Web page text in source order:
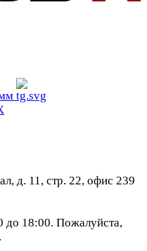
д. 11, стр. 22, офис 239
до 18:00. Пожалуйста,